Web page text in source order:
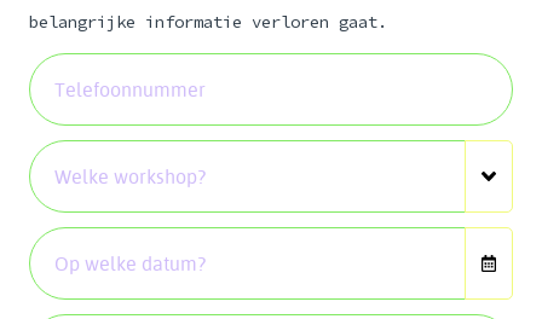
belangrijke informatie verloren gaat.